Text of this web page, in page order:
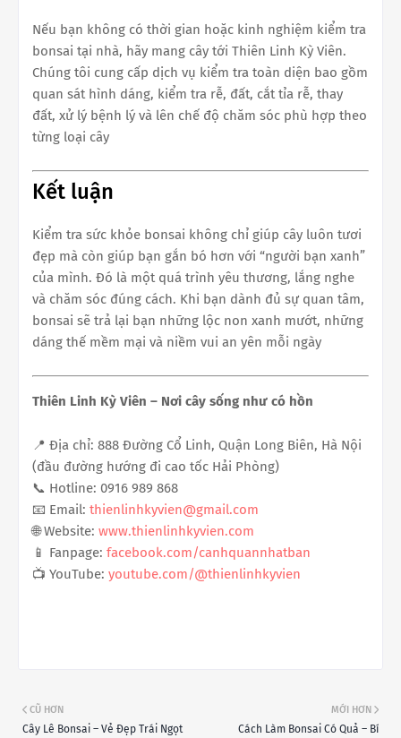
Nếu bạn không có thời gian hoặc kinh nghiệm kiểm tra
bonsai tại nhà, hãy mang cây tới Thiên Linh Kỳ Viên.
Chúng tôi cung cấp dịch vụ kiểm tra toàn diện bao gồm
quan sát hình dáng, kiểm tra rễ, đất, cắt tỉa rễ, thay
đất, xử lý bệnh lý và lên chế độ chăm sóc phù hợp theo
từng loại cây
Kết luận
Kiểm tra sức khỏe bonsai không chỉ giúp cây luôn tươi
đẹp mà còn giúp bạn gắn bó hơn với “người bạn xanh”
của mình. Đó là một quá trình yêu thương, lắng nghe
và chăm sóc đúng cách. Khi bạn dành đủ sự quan tâm,
bonsai sẽ trả lại bạn những lộc non xanh mướt, những
dáng thế mềm mại và niềm vui an yên mỗi ngày
Thiên Linh Kỳ Viên – Nơi cây sống như có hồn
📍 Địa chỉ: 888 Đường Cổ Linh, Quận Long Biên, Hà Nội
(đầu đường hướng đi cao tốc Hải Phòng)
📞 Hotline: 0916 989 868
📧 Email: thienlinhkyvien@gmail.com
🌐 Website: www.thienlinhkyvien.com
📱 Fanpage: facebook.com/canhquannhatban
📺 YouTube: youtube.com/@thienlinhkyvien
MỚI HƠN
Cách Làm Bonsai Có Quả – Bí
CŨ HƠN
Cây Lê Bonsai – Vẻ Đẹp Trái Ngọt